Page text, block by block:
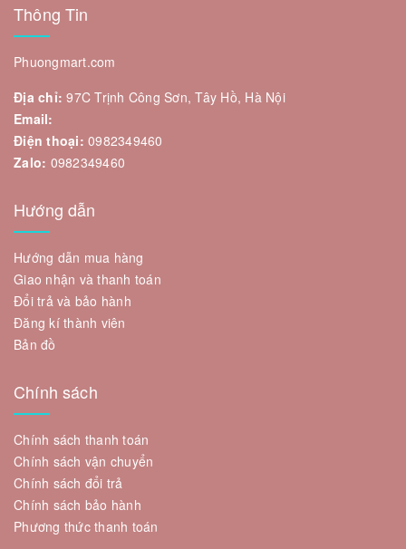
Thông Tin
Phuongmart.com
Địa chỉ: 97C Trịnh Công Sơn, Tây Hồ, Hà Nội
Email:
Điện thoại: 0982349460
Zalo: 0982349460
Hướng dẫn
Hướng dẫn mua hàng
Giao nhận và thanh toán
Đổi trả và bảo hành
Đăng kí thành viên
Bản đồ
Chính sách
Chính sách thanh toán
Chính sách vận chuyển
Chính sách đổi trả
Chính sách bảo hành
Phương thức thanh toán